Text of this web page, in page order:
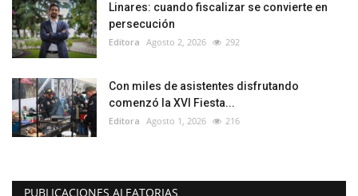
Linares: cuando fiscalizar se convierte en
persecución
Editora Agosto 2, 2026 292
Con miles de asistentes disfrutando
comenzó la XVI Fiesta...
Editora Agosto 1, 2026 216
PUBLICACIONES ALEATORIAS